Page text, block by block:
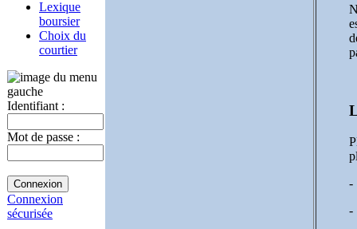
Lexique
boursier
Choix du
courtier
Identifiant :
Mot de passe :
Connexion
sécurisée
-
-